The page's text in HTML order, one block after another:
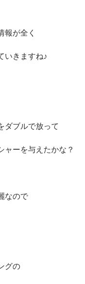
報が全く
いきますね♪
ダブルで放って
ャーを与えたかな？
なので
グの